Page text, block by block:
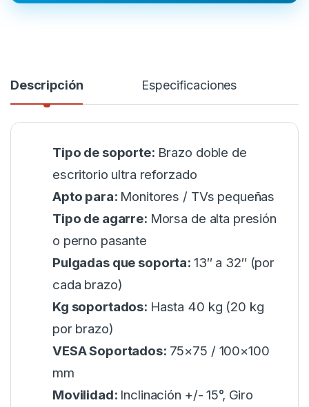
Descripción Especificaciones
Tipo de soporte: Brazo doble de
escritorio ultra reforzado
Apto para: Monitores / TVs pequeñas
Tipo de agarre: Morsa de alta presión
o perno pasante
Pulgadas que soporta: 13″ a 32″ (por
cada brazo)
Kg soportados: Hasta 40 kg (20 kg
por brazo)
VESA Soportados: 75×75 / 100×100
mm
Movilidad: Inclinación +/- 15°, Giro